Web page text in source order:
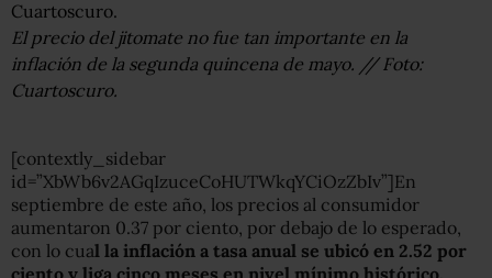
El precio del jitomate no fue tan importante en la
inflación de la segunda quincena de mayo. // Foto:
Cuartoscuro.
[contextly_sidebar
id=”XbWb6v2AGqIzuceCoHUTWkqYCiOzZbIv”]En
septiembre de este año, los precios al consumidor
aumentaron 0.37 por ciento, por debajo de lo esperado,
con lo cual la inflación a tasa anual se ubicó en 2.52 por
ciento y liga cinco meses en nivel mínimo histórico.